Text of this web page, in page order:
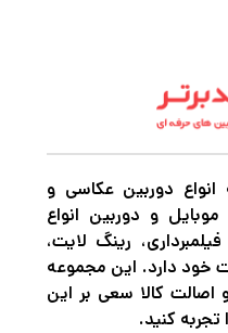
نیاز به دوربین‌های
و فیلمبرداری دارید.
دوربین عکاسی و
گیمبال
تجهیزات آتلیه را
کنید بهدیدبرتر
انواع دوربین عکاسی و
و دوربین انواع
رینگ لایت،
خود دارد. این مجموعه
کالا سعی بر این
کنید.